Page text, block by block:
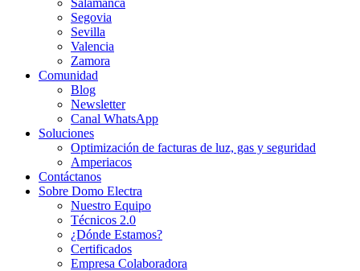
Salamanca
Segovia
Sevilla
Valencia
Zamora
Comunidad
Blog
Newsletter
Canal WhatsApp
Soluciones
Optimización de facturas de luz, gas y seguridad
Amperiacos
Contáctanos
Sobre Domo Electra
Nuestro Equipo
Técnicos 2.0
¿Dónde Estamos?
Certificados
Empresa Colaboradora